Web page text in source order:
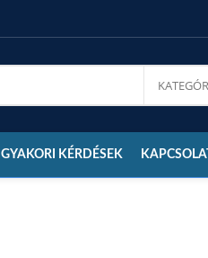
GYAKORI KÉRDÉSEK KAPCSOLAT